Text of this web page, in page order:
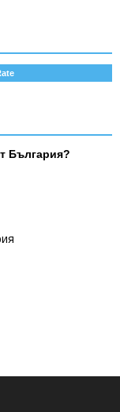
България?